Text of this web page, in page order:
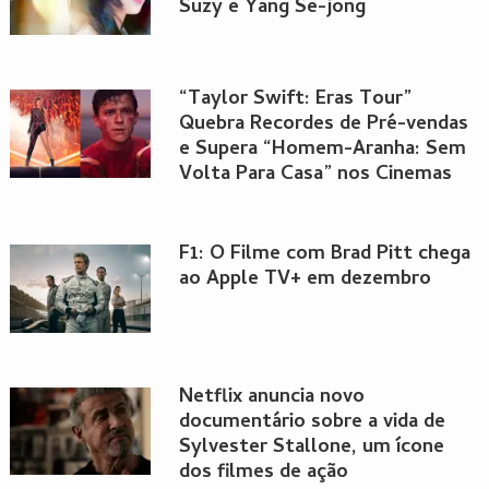
Suzy e Yang Se-jong
“Taylor Swift: Eras Tour”
Quebra Recordes de Pré-vendas
e Supera “Homem-Aranha: Sem
Volta Para Casa” nos Cinemas
F1: O Filme com Brad Pitt chega
ao Apple TV+ em dezembro
Netflix anuncia novo
documentário sobre a vida de
Sylvester Stallone, um ícone
dos filmes de ação